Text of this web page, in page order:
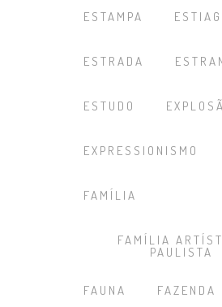
ESTAMPA
ESTRADA
ESTUDO
EXPRESSIONISMO
FAMÍLIA
FAMÍLIA
PAULISTA
FAUNA FAZENDA